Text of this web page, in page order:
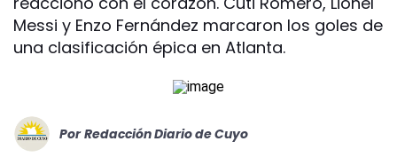
Messi y Enzo Fernández marcaron los goles de
una clasificación épica en Atlanta.
Por Redacción Diario de Cuyo